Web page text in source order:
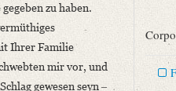
zu haben.
Ihrer Familie
mir vor, und
gewesen seyn ‒